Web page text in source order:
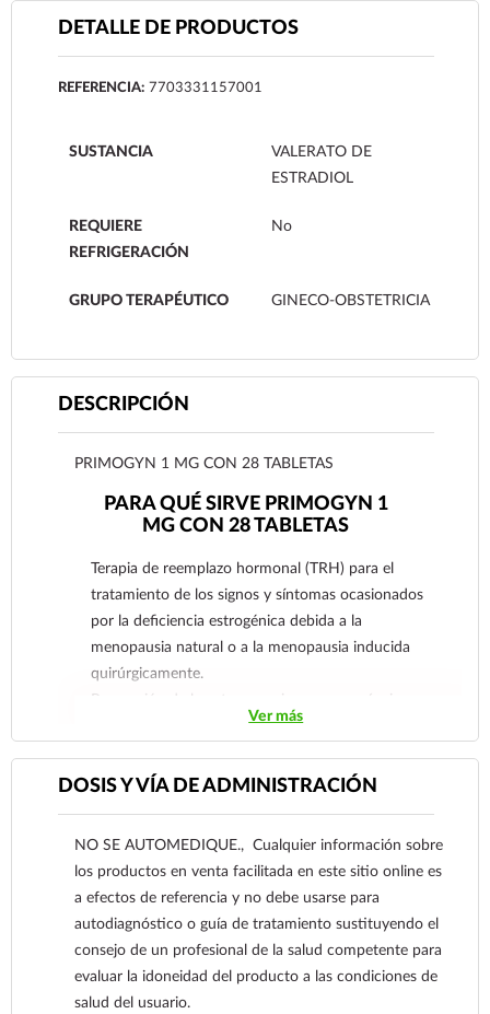
DETALLE DE PRODUCTOS
REFERENCIA: 7703331157001
SUSTANCIA
VALERATO DE
ESTRADIOL
REQUIERE
REFRIGERACIÓN
No
GRUPO TERAPÉUTICO GINECO-OBSTETRICIA
DESCRIPCIÓN
PRIMOGYN 1 MG CON 28 TABLETAS
PARA QUÉ SIRVE PRIMOGYN 1
MG CON 28 TABLETAS
Terapia de reemplazo hormonal (TRH) para el
tratamiento de los signos y síntomas ocasionados
por la deficiencia estrogénica debida a la
menopausia natural o a la menopausia inducida
quirúrgicamente.
Prevención de la osteoporosis posmenopáusica.
Ver más
DOSIS Y VÍA DE ADMINISTRACIÓN
NO SE AUTOMEDIQUE., Cualquier información sobre
los productos en venta facilitada en este sitio online es
a efectos de referencia y no debe usarse para
autodiagnóstico o guía de tratamiento sustituyendo el
consejo de un profesional de la salud competente para
evaluar la idoneidad del producto a las condiciones de
salud del usuario.